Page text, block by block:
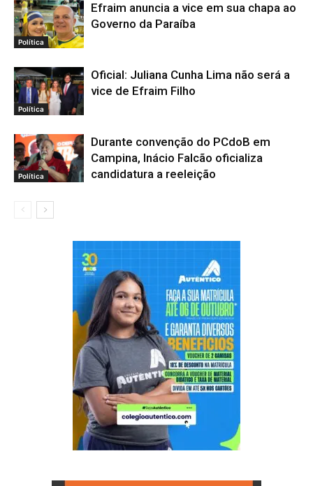
Política
Efraim anuncia a vice em sua chapa ao
Governo da Paraíba
Política
Oficial: Juliana Cunha Lima não será a
vice de Efraim Filho
Política
Durante convenção do PCdoB em
Campina, Inácio Falcão oficializa
candidatura a reeleição